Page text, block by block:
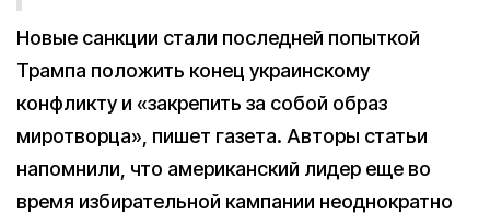
Новые санкции стали последней попыткой
Трампа положить конец украинскому
конфликту и «закрепить за собой образ
миротворца», пишет газета. Авторы статьи
напомнили, что американский лидер еще во
время избирательной кампании неоднократно